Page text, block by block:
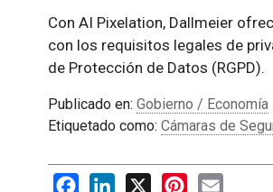
Con AI Pixelation, Dallmeier
con los requisitos legales de
de Protección de Datos (RGPD).
Publicado en: Gobierno / Economía
Etiquetado como: Cámaras de
FacebookLinkedIn Pinterest